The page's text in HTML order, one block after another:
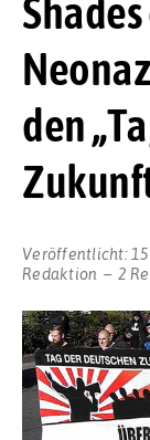
den
Veröffentlicht:
Redaktion
2